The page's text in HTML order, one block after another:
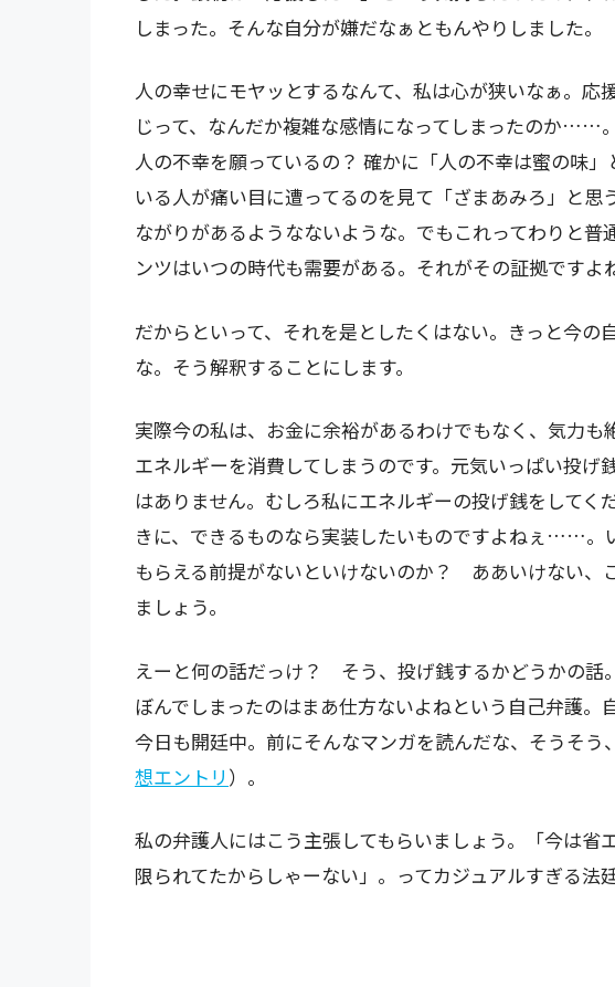
しまった。そんな自分が嫌だなぁともんやりしました。
人の幸せにモヤッとするなんて、私は心が狭いなぁ。応
じって、なんだか複雑な感情になってしまったのか……
人の不幸を願っているの？ 確かに「人の不幸は蜜の味
いる人が痛い目に遭ってるのを見て「ざまあみろ」と
ながりがあるようなないような。でもこれってわりと普
ンツはいつの時代も需要がある。それがその証拠ですよ
だからといって、それを是としたくはない。きっと今の
な。そう解釈することにします。
実際今の私は、お金に余裕があるわけでもなく、気力も
エネルギーを消費してしまうのです。元気いっぱい投げ
はありません。むしろ私にエネルギーの投げ銭をしてく
きに、できるものなら実装したいものですよねぇ……。
もらえる前提がないといけないのか？ ああいけない、
ましょう。
えーと何の話だっけ？ そう、投げ銭するかどうかの話
ぼんでしまったのはまあ仕方ないよねという自己弁護。
今日も開廷中。前にそんなマンガを読んだな、そうそう
想エントリ ）。
私の弁護人にはこう主張してもらいましょう。「今は省
限られてたからしゃーない」。ってカジュアルすぎる法廷